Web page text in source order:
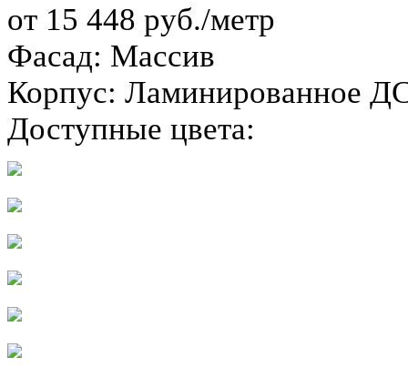
от 15 448 руб./метр
Фасад: Массив
Корпус: Ламинированное
Доступные цвета: